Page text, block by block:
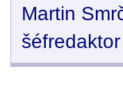
Martin